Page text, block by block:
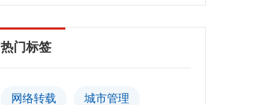
热门标签
网络转载 城市管理